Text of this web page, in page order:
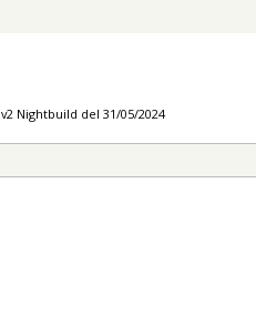
v2 Nightbuild del 31/05/2024